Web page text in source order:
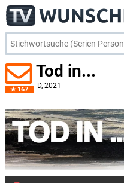
167
Tod in...
D, 2021